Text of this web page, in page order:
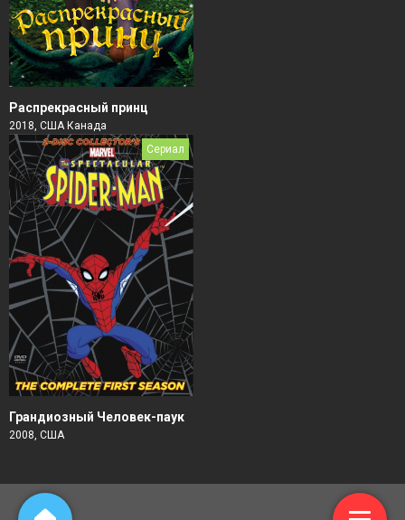
Распрекрасный принц
2018, США Канада
Сериал
Грандиозный Человек-паук
2008, США